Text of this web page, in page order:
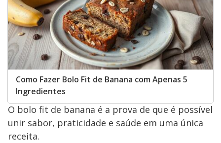
Como Fazer Bolo Fit de Banana com Apenas 5
Ingredientes
O bolo fit de banana é a prova de que é possível
unir sabor, praticidade e saúde em uma única
receita.